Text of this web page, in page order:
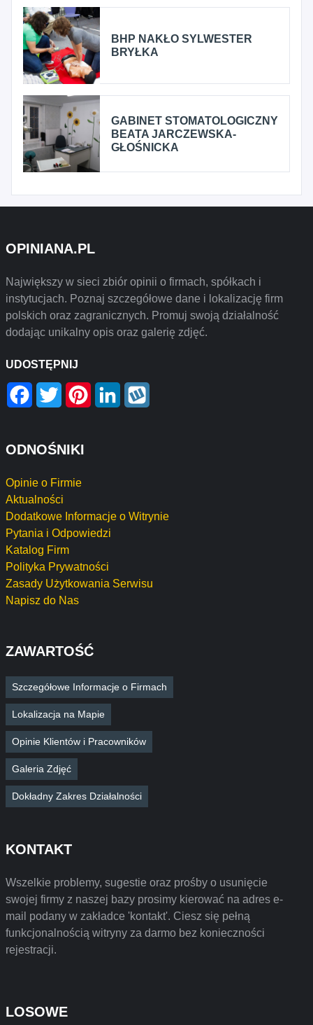
BHP NAKŁO SYLWESTER
BRYŁKA
GABINET STOMATOLOGICZNY
BEATA JARCZEWSKA-
GŁOŚNICKA
OPINIANA.PL
Największy w sieci zbiór opinii o firmach, spółkach i
instytucjach. Poznaj szczegółowe dane i lokalizację firm
polskich oraz zagranicznych. Promuj swoją działalność
dodając unikalny opis oraz galerię zdjęć.
UDOSTĘPNIJ
Facebook
Twitter PinterestLinkedIn
ODNOŚNIKI
Opinie o Firmie
Aktualności
Dodatkowe Informacje o Witrynie
Pytania i Odpowiedzi
Katalog Firm
Polityka Prywatności
Zasady Użytkowania Serwisu
Napisz do Nas
ZAWARTOŚĆ
Szczegółowe Informacje o Firmach
Lokalizacja na Mapie
Opinie Klientów i Pracowników
Galeria Zdjęć
Dokładny Zakres Działalności
KONTAKT
Wszelkie problemy, sugestie oraz prośby o usunięcie
swojej firmy z naszej bazy prosimy kierować na adres e-
mail podany w zakładce 'kontakt'. Ciesz się pełną
funkcjonalnością witryny za darmo bez konieczności
rejestracji.
LOSOWE